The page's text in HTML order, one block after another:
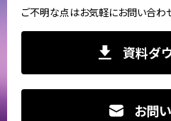
ご不明な点はお気軽にお問い合わ
資料ダ
お問